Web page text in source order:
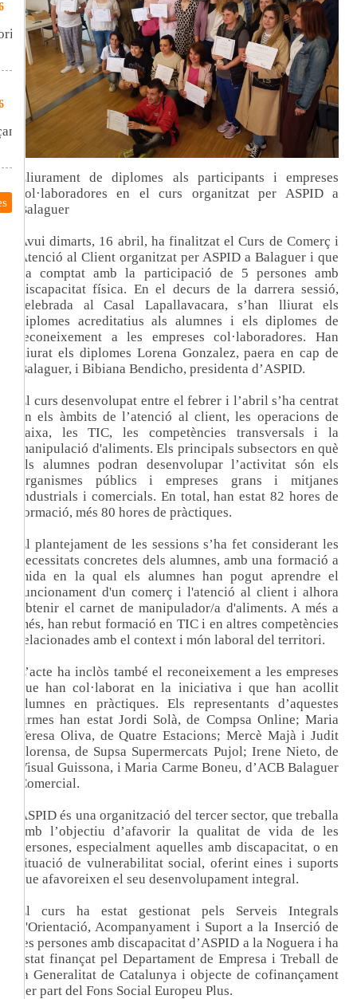
Lliurament de diplomes als participants i empreses
col·laboradores en el curs organitzat per ASPID a
Balaguer
Avui dimarts, 16 abril, ha finalitzat el Curs de Comerç i
Atenció al Client organitzat per ASPID a Balaguer i que
ha comptat amb la participació de 5 persones amb
discapacitat física. En el decurs de la darrera sessió,
celebrada al Casal Lapallavacara, s’han lliurat els
diplomes acreditatius als alumnes i els diplomes de
reconeixement a les empreses col·laboradores. Han
lliurat els diplomes Lorena Gonzalez, paera en cap de
Balaguer, i Bibiana Bendicho, presidenta d’ASPID.
El curs desenvolupat entre el febrer i l’abril s’ha centrat
en els àmbits de l’atenció al client, les operacions de
caixa, les TIC, les competències transversals i la
manipulació d'aliments. Els principals subsectors en què
els alumnes podran desenvolupar l’activitat són els
organismes públics i empreses grans i mitjanes
industrials i comercials. En total, han estat 82 hores de
formació, més 80 hores de pràctiques.
El plantejament de les sessions s’ha fet considerant les
necessitats concretes dels alumnes, amb una formació a
mida en la qual els alumnes han pogut aprendre el
funcionament d'un comerç i l'atenció al client i alhora
obtenir el carnet de manipulador/a d'aliments. A més a
més, han rebut formació en TIC i en altres competències
relacionades amb el context i món laboral del territori.
L’acte ha inclòs també el reconeixement a les empreses
que han col·laborat en la iniciativa i que han acollit
alumnes en pràctiques. Els representants d’aquestes
firmes han estat Jordi Solà, de Compsa Online; Maria
Teresa Oliva, de Quatre Estacions; Mercè Majà i Judit
Florensa, de Supsa Supermercats Pujol; Irene Nieto, de
Visual Guissona, i Maria Carme Boneu, d’ACB Balaguer
Comercial.
ASPID és una organització del tercer sector, que treballa
amb l’objectiu d’afavorir la qualitat de vida de les
persones, especialment aquelles amb discapacitat, o en
situació de vulnerabilitat social, oferint eines i suports
que afavoreixen el seu desenvolupament integral.
El curs ha estat gestionat pels Serveis Integrals
d'Orientació, Acompanyament i Suport a la Inserció de
les persones amb discapacitat d’ASPID a la Noguera i ha
estat finançat pel Departament de Empresa i Treball de
la Generalitat de Catalunya i objecte de cofinançament
per part del Fons Social Europeu Plus.